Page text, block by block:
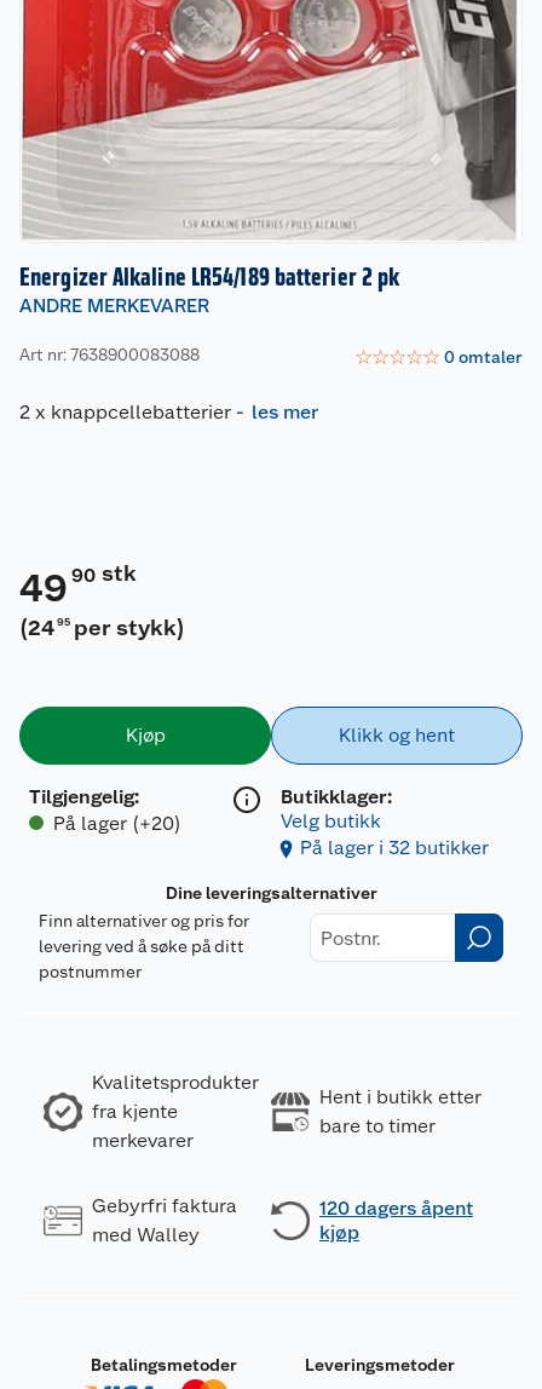
Energizer Alkaline LR54/189 batterier 2 pk
ANDRE MERKEVARER
Art nr: 7638900083088 ☆☆☆☆☆ 0omtaler
2 x knappcellebatterier - les mer
49 90 stk
(24 95 per stykk)
Kjøp
Tilgjengelig:
På lager (+20)
Klikk og hent
Butikklager:
Velg butikk
På lager i 32 butikker
Dine leveringsalternativer
Finn alternativer og pris for
levering ved å søke på ditt
postnummer
Kvalitetsprodukter
fra kjente
merkevarer
Hent i butikk etter
bare to timer
Gebyrfri faktura
med Walley
120 dagers åpent
kjøp
Betalingsmetoder Leveringsmetoder